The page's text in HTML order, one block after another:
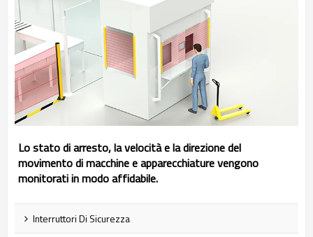
Lo stato di arresto, la velocità e la direzione del
movimento di macchine e apparecchiature vengono
monitorati in modo affidabile.
Interruttori Di Sicurezza